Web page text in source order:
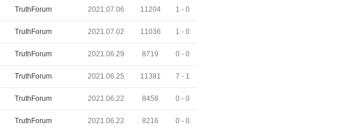
TruthForum 2021.07.06 11204 1 - 0
TruthForum 2021.07.02 11036 1 - 0
TruthForum 2021.06.29 8719 0 - 0
TruthForum 2021.06.25 11381 7 - 1
TruthForum 2021.06.22 8458 0 - 0
TruthForum 2021.06.22 8216 0 - 0